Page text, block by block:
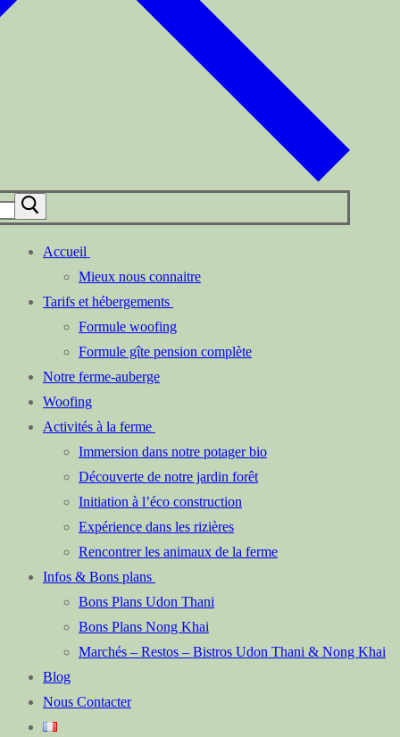
Accueil
Mieux nous connaitre
Tarifs et hébergements
Formule woofing
Formule gîte pension complète
Notre ferme-auberge
Woofing
Activités à la ferme
Immersion dans notre potager bio
Découverte de notre jardin forêt
Initiation à l’éco construction
Expérience dans les rizières
Rencontrer les animaux de la ferme
Infos & Bons plans
Bons Plans Udon Thani
Bons Plans Nong Khai
Marchés – Restos – Bistros Udon Thani & Nong Khai
Blog
Nous Contacter